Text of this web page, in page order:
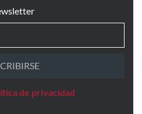
de privacidad